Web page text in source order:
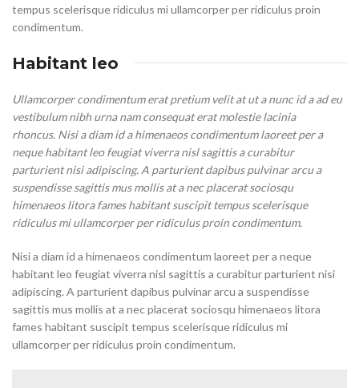
tempus scelerisque ridiculus mi ullamcorper per ridiculus proin
condimentum.
Habitant leo
Ullamcorper condimentum erat pretium velit at ut a nunc id a ad eu
vestibulum nibh urna nam consequat erat molestie lacinia
rhoncus. Nisi a diam id a himenaeos condimentum laoreet per a
neque habitant leo feugiat viverra nisl sagittis a curabitur
parturient nisi adipiscing. A parturient dapibus pulvinar arcu a
suspendisse sagittis mus mollis at a nec placerat sociosqu
himenaeos litora fames habitant suscipit tempus scelerisque
ridiculus mi ullamcorper per ridiculus proin condimentum.
Nisi a diam id a himenaeos condimentum laoreet per a neque
habitant leo feugiat viverra nisl sagittis a curabitur parturient nisi
adipiscing. A parturient dapibus pulvinar arcu a suspendisse
sagittis mus mollis at a nec placerat sociosqu himenaeos litora
fames habitant suscipit tempus scelerisque ridiculus mi
ullamcorper per ridiculus proin condimentum.